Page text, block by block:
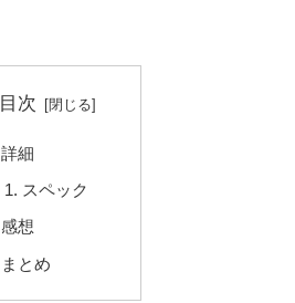
目次
詳細
スペック
感想
まとめ